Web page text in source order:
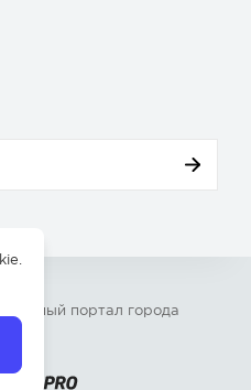
Главный портал города